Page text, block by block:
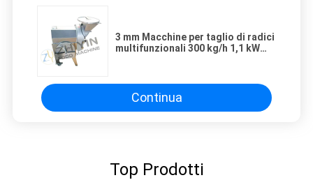
3 mm Macchine per taglio di radici
multifunzionali 300 kg/h 1,1 kW
Continua
Top Prodotti